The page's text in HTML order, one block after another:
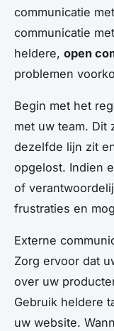
communicatie
communicatie
heldere, open
problemen
Begin met het
met uw team. Dit
dezelfde lijn zit
opgelost. Indien
of
frustraties en
Externe
Zorg ervoor dat
over uw
Gebruik heldere
uw website.